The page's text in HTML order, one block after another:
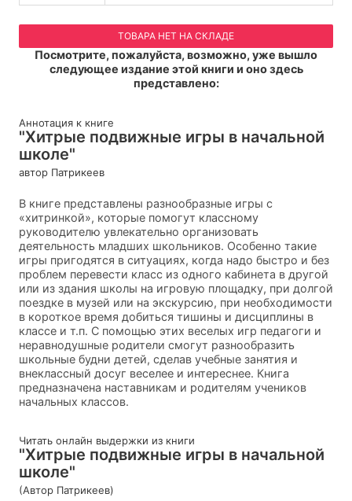
ТОВАРА НЕТ НА СКЛАДЕ
Посмотрите, пожалуйста, возможно, уже вышло
следующее издание этой книги и оно здесь
представлено:
Аннотация к книге
"Хитрые подвижные игры в начальной
школе"
автор Патрикеев
В книге представлены разнообразные игры с
«хитринкой», которые помогут классному
руководителю увлекательно организовать
деятельность младших школьников. Особенно такие
игры пригодятся в ситуациях, когда надо быстро и без
проблем перевести класс из одного кабинета в другой
или из здания школы на игровую площадку, при долгой
поездке в музей или на экскурсию, при необходимости
в короткое время добиться тишины и дисциплины в
классе и т.п. С помощью этих веселых игр педагоги и
неравнодушные родители смогут разнообразить
школьные будни детей, сделав учебные занятия и
внеклассный досуг веселее и интереснее. Книга
предназначена наставникам и родителям учеников
начальных классов.
Читать онлайн выдержки из книги
"Хитрые подвижные игры в начальной
школе"
(Автор Патрикеев)